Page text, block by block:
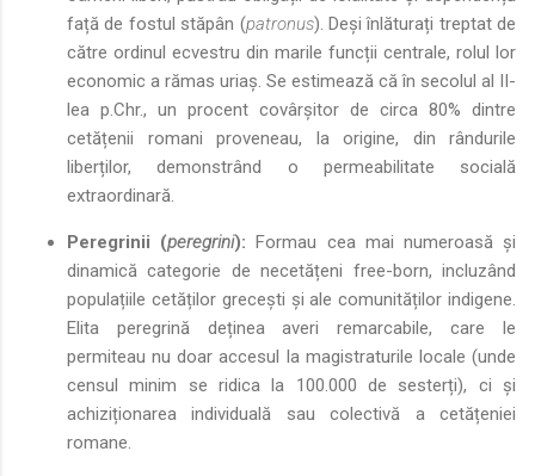
față de fostul stăpân (patronus). Deși înlăturați treptat de
către ordinul ecvestru din marile funcții centrale, rolul lor
economic a rămas uriaș. Se estimează că în secolul al II-
lea p.Chr., un procent covârșitor de circa 80% dintre
cetățenii romani proveneau, la origine, din rândurile
liberților, demonstrând o permeabilitate socială
extraordinară.
Peregrinii (peregrini): Formau cea mai numeroasă și
dinamică categorie de necetățeni free-born, incluzând
populațiile cetăților grecești și ale comunităților indigene.
Elita peregrină deținea averi remarcabile, care le
permiteau nu doar accesul la magistraturile locale (unde
censul minim se ridica la 100.000 de sesterți), ci și
achiziționarea individuală sau colectivă a cetățeniei
romane.